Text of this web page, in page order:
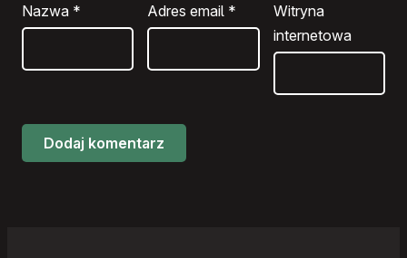
Nazwa * Adres email *
Witryna
internetowa